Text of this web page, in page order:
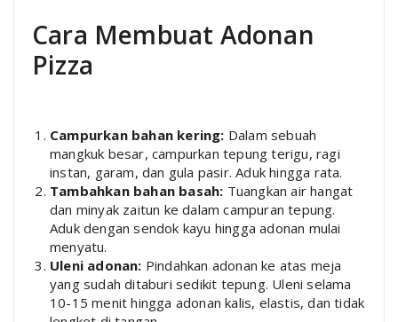
Cara Membuat Adonan
Pizza
Campurkan bahan kering: Dalam sebuah
mangkuk besar, campurkan tepung terigu, ragi
instan, garam, dan gula pasir. Aduk hingga rata.
Tambahkan bahan basah: Tuangkan air hangat
dan minyak zaitun ke dalam campuran tepung.
Aduk dengan sendok kayu hingga adonan mulai
menyatu.
Uleni adonan: Pindahkan adonan ke atas meja
yang sudah ditaburi sedikit tepung. Uleni selama
10-15 menit hingga adonan kalis, elastis, dan tidak